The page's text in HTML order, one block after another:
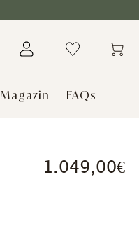
Magazin FAQs
1.049,00€